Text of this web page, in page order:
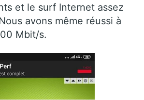
et le surf Internet assez
avons même réussi à
Mbit/s.